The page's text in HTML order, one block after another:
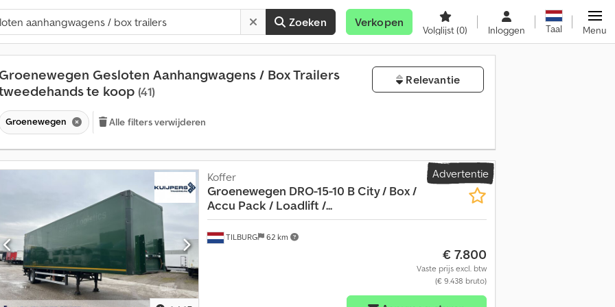
Zoeken Verkopen
Volglijst(0) Inloggen Taal Menu
Groenewegen Gesloten Aanhangwagens / Box Trailers
te koop (41)
Relevantie
Groenewegen Alle filters verwijderen
Advertentie
TILBURG 62 km
Koffer
Groenewegen DRO-15-10 B City / Box /
Accu Pack / Loadlift /...
€ 7.800
Vaste prijs excl. btw
(€ 9.438 bruto)